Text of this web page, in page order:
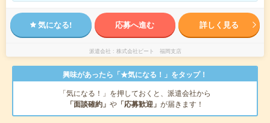
気になる! 応募へ進む 詳しく見る
派遣会社 株式会社ビート 福岡支店
興味があったら「★気になる！」をタップ！
「気になる！」を押しておくと、派遣会社から
「面談確約」 や 「応募歓迎」 が届きます！